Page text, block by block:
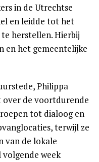
in de Utrechtse
en leidde tot het
herstellen. Hierbij
en het gemeentelijke
Philippa
over de voortdurende
tot dialoog en
terwijl ze
van de lokale
volgende week